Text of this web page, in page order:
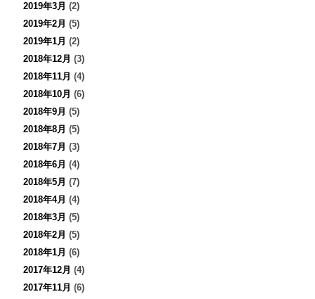
2019年3月 (2)
2019年2月 (5)
2019年1月 (2)
2018年12月 (3)
2018年11月 (4)
2018年10月 (6)
2018年9月 (5)
2018年8月 (5)
2018年7月 (3)
2018年6月 (4)
2018年5月 (7)
2018年4月 (4)
2018年3月 (5)
2018年2月 (5)
2018年1月 (6)
2017年12月 (4)
2017年11月 (6)